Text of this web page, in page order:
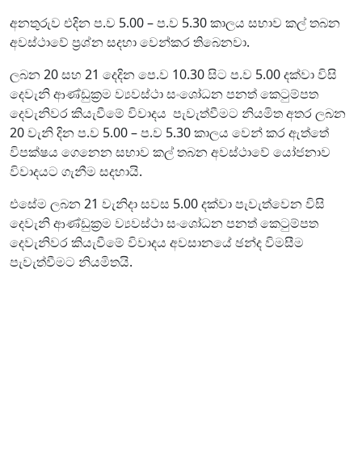
අනතුරුව එදින ප.ව 5.00 – ප.ව 5.30 කාලය සභාව කල් තබන
අවස්ථාවේ ප්‍රශ්න සදහා වෙන්කර තිබෙනවා.
ලබන 20 සහ 21 දෙදින පෙ.ව 10.30 සිට ප.ව 5.00 දක්වා විසි
දෙවැනි ආණ්ඩුක්‍රම ව්‍යවස්ථා සංශෝධන පනත් කෙටුම්පත
දෙවැනිවර කියැවීමේ විවාදය පැවැත්වීමට නියමිත අතර ලබන
20 වැනි දින ප.ව 5.00 – ප.ව 5.30 කාලය වෙන් කර ඇත්තේ
විපක්ෂය ගෙනෙන සභාව කල් තබන අවස්ථාවේ යෝජනාව
විවාදයට ගැනීම සදහායි.
එසේම ලබන 21 වැනිදා සවස 5.00 දක්වා පැවැත්වෙන විසි
දෙවැනි ආණ්ඩුක්‍රම ව්‍යවස්ථා සංශෝධන පනත් කෙටුම්පත
දෙවැනිවර කියැවීමේ විවාදය අවසානයේ ඡන්ද විමසීම
පැවැත්වීමට නියමිතයි.